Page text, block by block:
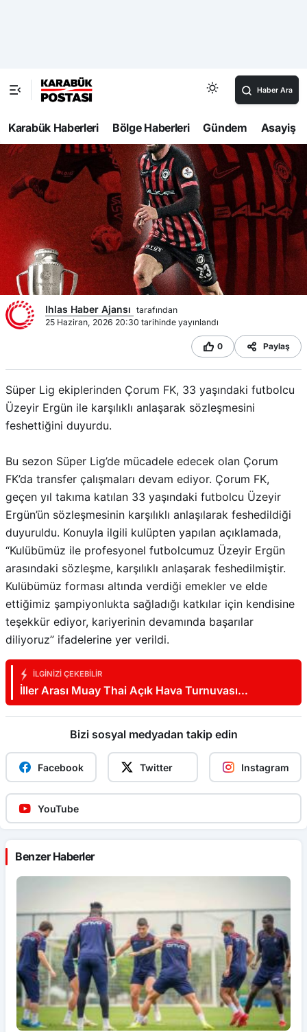
Haberler Spor 86
Çorum FK, Üzeyir Ergün ile yollarını ayırdı
Ihlas Haber Ajansı tarafından
25 Haziran, 2026 20:30 tarihinde yayınlandı
0 Paylaş
Süper Lig ekiplerinden Çorum FK, 33 yaşındaki futbolcu
Üzeyir Ergün ile karşılıklı anlaşarak sözleşmesini
feshettiğini duyurdu.
Bu sezon Süper Lig’de mücadele edecek olan Çorum
FK’da transfer çalışmaları devam ediyor. Çorum FK,
geçen yıl takıma katılan 33 yaşındaki futbolcu Üzeyir
Ergün’ün sözleşmesinin karşılıklı anlaşılarak feshedildiği
duyuruldu. Konuyla ilgili kulüpten yapılan açıklamada,
“Kulübümüz ile profesyonel futbolcumuz Üzeyir Ergün
arasındaki sözleşme, karşılıklı anlaşarak feshedilmiştir.
Kulübümüz forması altında verdiği emekler ve elde
ettiğimiz şampiyonlukta sağladığı katkılar için kendisine
teşekkür ediyor, kariyerinin devamında başarılar
diliyoruz” ifadelerine yer verildi.
İLGINIZI ÇEKEBILIR
İller Arası Muay Thai Açık Hava Turnuvası
Samsun’da başladı
Bizi sosyal medyadan takip edin
Facebook Twitter Instagram
YouTube
Benzer Haberler